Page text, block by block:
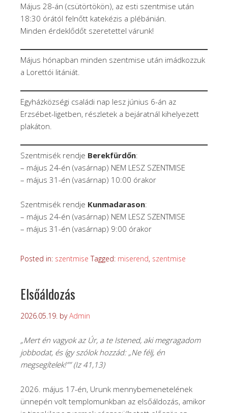
Május 28-án (csütörtökön), az esti szentmise után
18:30 órától felnőtt katekézis a plébánián.
Minden érdeklődőt szeretettel várunk!
Május hónapban minden szentmise után imádkozzuk
a Lorettói litániát.
Egyházközségi családi nap lesz június 6-án az
Erzsébet-ligetben, részletek a bejáratnál kihelyezett
plakáton.
Szentmisék rendje Berekfürdőn:
– május 24-én (vasárnap) NEM LESZ SZENTMISE
– május 31-én (vasárnap) 10:00 órakor
Szentmisék rendje Kunmadarason:
– május 24-én (vasárnap) NEM LESZ SZENTMISE
– május 31-én (vasárnap) 9:00 órakor
Posted in: szentmise Tagged: miserend, szentmise
Elsőáldozás
2026.05.19. byAdmin
„Mert én vagyok az Úr, a te Istened, aki megragadom
jobbodat, és így szólok hozzád: „Ne félj, én
megsegítelek!”” (Iz 41,13)
2026. május 17-én, Urunk mennybemenetelének
ünnepén volt templomunkban az elsőáldozás, amikor